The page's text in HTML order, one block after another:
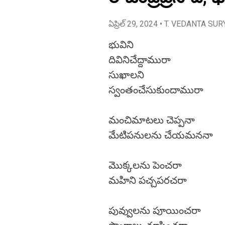
ఏప్రిల్ 29, 2024 • T. VEDANTA
భువిని
దివినిచేద్దామురా
సుఖాలని
స్వంతంచేసుకుందామురా
మంచిమాటలు చెప్పనా
మేటిపనులను చేయమననా
మొక్కలను పెంచరా
మహిని పచ్చపరచరా
పువ్వులను పూయించరా